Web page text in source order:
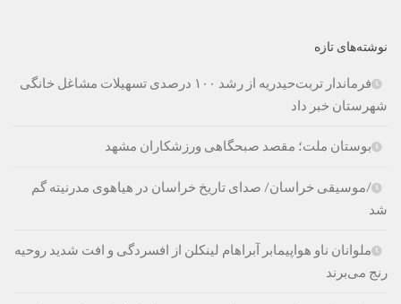
نوشته‌های تازه
فرماندار تربت‌حیدریه از رشد ۱۰۰ درصدی تسهیلات مشاغل خانگی
شهرستان خبر داد
بوستان ملت؛ مقصد صبحگاهی ورزشکاران مشهد
/موسیقی خراسان/ صدای تاریخ خراسان در هیاهوی مدرنیته گم
شد
ملوانان ناو هواپیمابر آبراهام لینکلن از افسردگی و افت شدید روحیه
رنج می‌برند